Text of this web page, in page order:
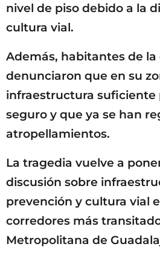
nivel de piso debido a la
cultura vial.
Además, habitantes de la
denunciaron que en su
infraestructura suficiente
seguro y que ya se han
atropellamientos.
La tragedia vuelve a
discusión sobre
prevención y cultura vial
corredores más
Metropolitana de